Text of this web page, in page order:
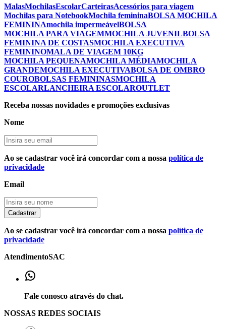
MalasMochilasEscolarCarteirasAcessórios para viagem
Mochilas para NotebookMochila femininaBOLSA MOCHILA
FEMININAmochila impermeávelBOLSA
MOCHILA PARA VIAGEMMOCHILA JUVENILBOLSA
FEMININA DE COSTASMOCHILA EXECUTIVA
FEMININOMALA DE VIAGEM 10KG
MOCHILA PEQUENAMOCHILA MÉDIAMOCHILA
GRANDEMOCHILA EXECUTIVABOLSA DE OMBRO
COUROBOLSAS FEMININASMOCHILA
ESCOLARLANCHEIRA ESCOLAROUTLET
Receba nossas novidades e promoções exclusivas
Nome
Ao se cadastrar você irá concordar com a nossa política de
privacidade
Email
Cadastrar
Ao se cadastrar você irá concordar com a nossa política de
privacidade
AtendimentoSAC
Fale conosco através do chat.
NOSSAS REDES SOCIAIS